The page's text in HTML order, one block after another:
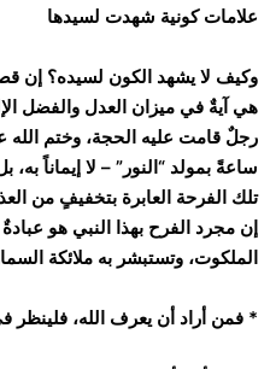
علامات كونية شهدت لسيدها
وكيف لا يشهد الكون لسيده؟ إن
هي آيةٌ في ميزان العدل والفضل
رجلٌ قامت عليه الحجة، وختم الله
ساعةً بمولد “النور” – لا إيماناً
تلك الفرحة العابرة بتخفيفٍ من
إن مجرد الفرح بهذا النبي هو
الملكوت، وتستبشر به ملائكة
* فمن أراد أن يعرف الله، فلينظر